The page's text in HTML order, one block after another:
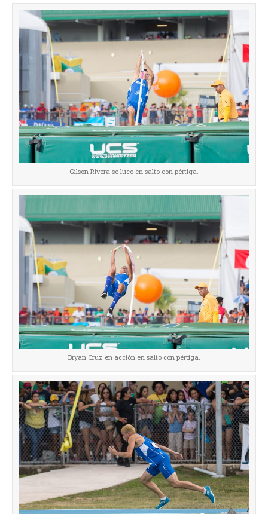
Gilson Rivera se luce en salto con pértiga.
Bryan Cruz en acción en salto con pértiga.